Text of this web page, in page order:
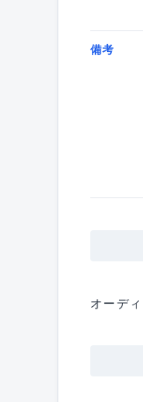
備考
オーデ